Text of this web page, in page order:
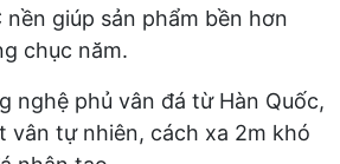
nền giúp sản phẩm bền hơn
chục năm.
nghệ phủ vân đá từ Hàn Quốc,
vân tự nhiên, cách xa 2m khó